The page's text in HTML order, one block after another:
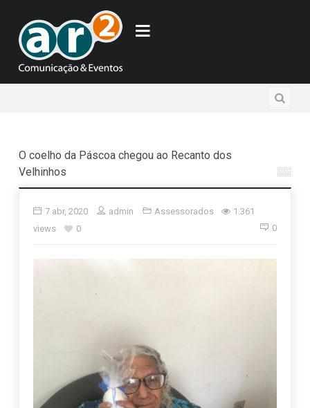
O coelho da Páscoa chegou ao Recanto dos
Velhinhos
7 abr, 2020 admin Assessorados
1.361
views
0 0